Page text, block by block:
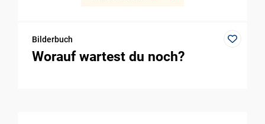
Bilderbuch
Worauf wartest du noch?